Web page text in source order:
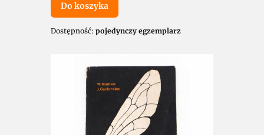
Do koszyka
Dostępność: pojedynczy egzemplarz